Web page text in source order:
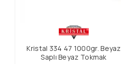
Kristal 334 47 1000gr. Beyaz
Saplı Beyaz Tokmak